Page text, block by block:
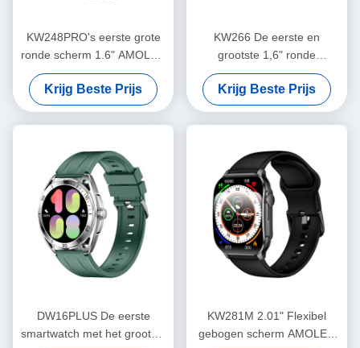
KW248PRO's eerste grote
ronde scherm 1.6" AMOLED
horloge
Krijg Beste Prijs
KW266 De eerste en
grootste 1,6" ronde
AMOLED smartwatch van de
industrie met Bluetooth-
bellen en geavanceerde
sensoren
Krijg Beste Prijs
DW16PLUS De eerste
smartwatch met het grootste
KW281M 2.01" Flexibel
gebogen scherm AMOLED